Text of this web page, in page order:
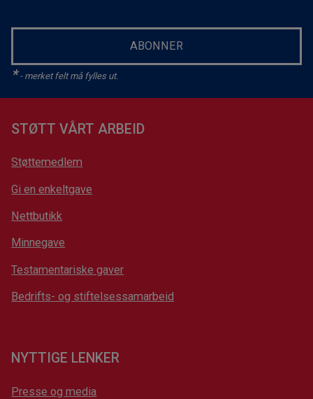
ABONNER
*- merket felt må fylles ut.
STØTT VÅRT ARBEID
Støttemedlem
Gi en enkeltgave
Nettbutikk
Minnegave
Testamentariske gaver
Bedrifts- og stiftelsessamarbeid
NYTTIGE LENKER
Presse og media